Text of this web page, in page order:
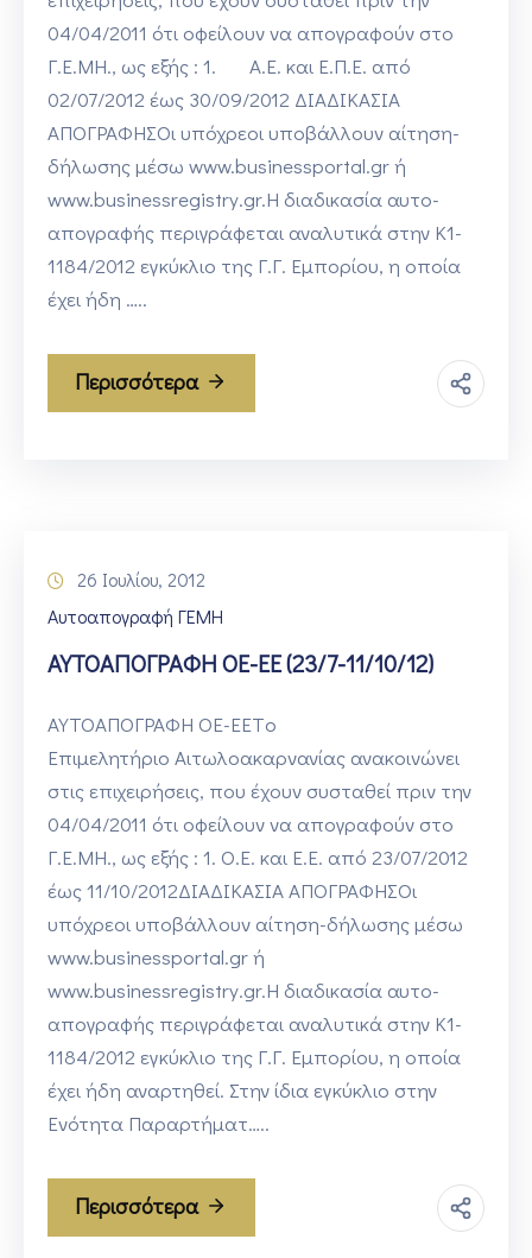
04/04/2011 ότι οφείλουν να απογραφούν στο
Γ.Ε.ΜΗ., ως εξής : 1. Α.Ε. και Ε.Π.Ε. από
02/07/2012 έως 30/09/2012 ΔΙΑΔΙΚΑΣΙΑ
ΑΠΟΓΡΑΦΗΣΟι υπόχρεοι υποβάλλουν αίτηση-
δήλωσης μέσω www.businessportal.gr ή
www.businessregistry.gr.Η διαδικασία αυτο-
απογραφής περιγράφεται αναλυτικά στην Κ1-
1184/2012 εγκύκλιο της Γ.Γ. Εμπορίου, η οποία
έχει ήδη …..
Περισσότερα
26 Ιουλίου, 2012
Αυτοαπογραφή ΓΕΜΗ
ΑΥΤΟΑΠΟΓΡΑΦΗ ΟΕ-ΕΕ (23/7-11/10/12)
ΑΥΤΟΑΠΟΓΡΑΦΗ ΟΕ-ΕΕΤo
Επιμελητήριο Αιτωλοακαρνανίας ανακοινώνει
στις επιχειρήσεις, που έχουν συσταθεί πριν την
04/04/2011 ότι οφείλουν να απογραφούν στο
Γ.Ε.ΜΗ., ως εξής : 1. Ο.Ε. και Ε.Ε. από 23/07/2012
έως 11/10/2012ΔΙΑΔΙΚΑΣΙΑ ΑΠΟΓΡΑΦΗΣΟι
υπόχρεοι υποβάλλουν αίτηση-δήλωσης μέσω
www.businessportal.gr ή
www.businessregistry.gr.Η διαδικασία αυτο-
απογραφής περιγράφεται αναλυτικά στην Κ1-
1184/2012 εγκύκλιο της Γ.Γ. Εμπορίου, η οποία
έχει ήδη αναρτηθεί. Στην ίδια εγκύκλιο στην
Ενότητα Παραρτήματ…..
Περισσότερα